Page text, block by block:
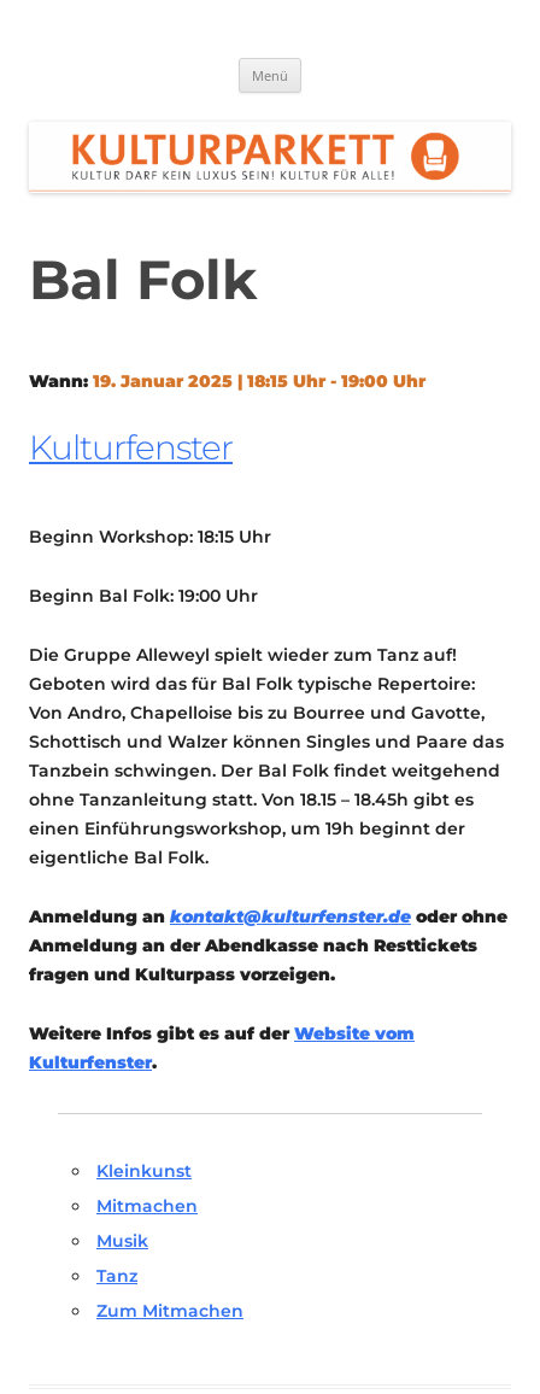
Menü
Bal Folk
Wann: 19. Januar 2025 | 18:15 Uhr - 19:00 Uhr
Kulturfenster
Beginn Workshop: 18:15 Uhr
Beginn Bal Folk: 19:00 Uhr
Die Gruppe Alleweyl spielt wieder zum Tanz auf!
Geboten wird das für Bal Folk typische Repertoire:
Von Andro, Chapelloise bis zu Bourree und Gavotte,
Schottisch und Walzer können Singles und Paare das
Tanzbein schwingen. Der Bal Folk findet weitgehend
ohne Tanzanleitung statt. Von 18.15 – 18.45h gibt es
einen Einführungsworkshop, um 19h beginnt der
eigentliche Bal Folk.
Anmeldung an kontakt@kulturfenster.de oder ohne
Anmeldung an der Abendkasse nach Resttickets
fragen und Kulturpass vorzeigen.
Weitere Infos gibt es auf derWebsite vom
Kulturfenster.
Kleinkunst
Mitmachen
Musik
Tanz
Zum Mitmachen